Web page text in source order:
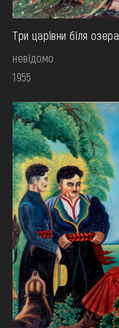
Три царівни біля озера
невідомо
1955